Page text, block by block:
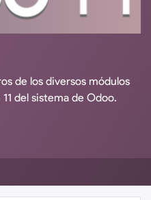
de los diversos módulos
del sistema de Odoo.